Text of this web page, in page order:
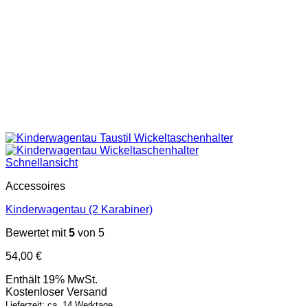
Schnellansicht
Accessoires
Kinderwagentau (2 Karabiner)
Bewertet mit5 von 5
54,00 €
Enthält 19% MwSt.
Kostenloser Versand